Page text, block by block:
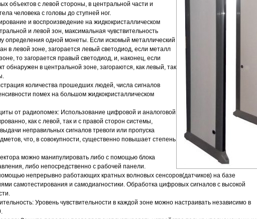
объектов с левой стороны, в центральной части и
человека с головы до ступней ног.
и воспроизведение на жидкокристаллическом
и левой зон, максимальная чувствительность
определения одной монеты. Если искомый металлический
в левой зоне, загорается левый светодиод, если металл
то загорается правый светодиод, и, наконец, если
обнаружен в центральной зоне, загораются, как левый, так
количества прошедших людей, числа сигналов
помех на большом жидкокристаллическом
от радиопомех: Использование цифровой и аналоговой
как с левой, так и с правой сторон системы,
неправильных сигналов тревоги или пропуска
что, в совокупности, существенно повышает степень
можно манипулировать либо с помощью блока
либо непосредственно с рабочей панели.
непрерывно работающих кратных волновых сенсоров(датчиков) на базе
самотестирования и самодиагностики. Обработка цифровых сигналов с высокой
Уровень чувствительности в каждой зоне можно настраивать независимо в